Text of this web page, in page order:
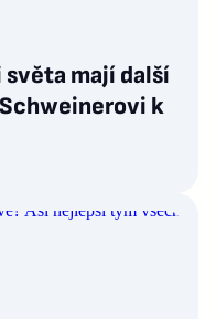
mají další
k